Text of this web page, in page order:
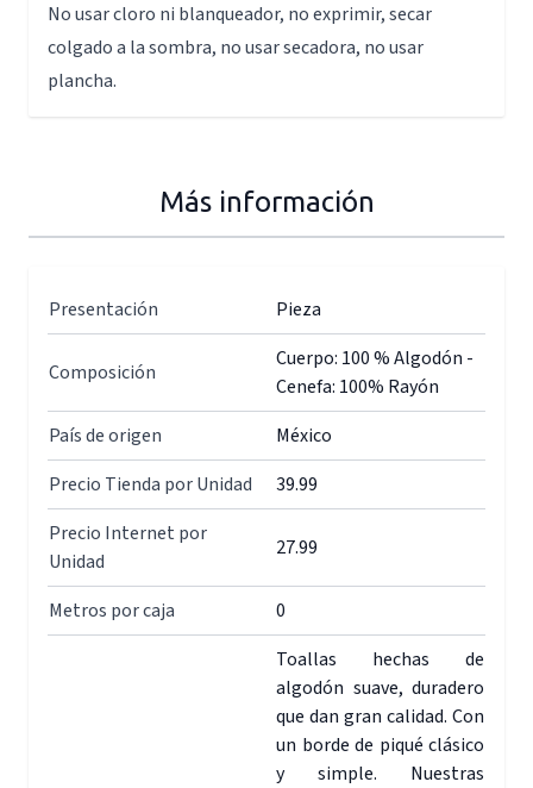
No usar cloro ni blanqueador, no exprimir, secar
colgado a la sombra, no usar secadora, no usar
plancha.
Más información
Presentación Pieza
Composición
Cuerpo: 100 % Algodón -
Cenefa: 100% Rayón
País de origen
México
Precio Tienda por Unidad
39.99
Precio Internet por
Unidad
27.99
Metros por caja 0
Toallas hechas de
algodón suave, duradero
que dan gran calidad. Con
un borde de piqué clásico
y simple. Nuestras